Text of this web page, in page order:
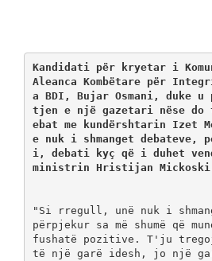
Kandidati për kryetar i
Aleanca Kombëtare për
a BDI, Bujar Osmani, duke
tjen e një gazetari nëse do
ebat me kundërshtarin Izet
e nuk i shmanget debateve,
i, debati kyç që i duhet
ministrin Hristijan
"Si rregull, unë nuk i
përpjekur sa më shumë që
fushatë pozitive. T'ju
të një garë idesh, jo një